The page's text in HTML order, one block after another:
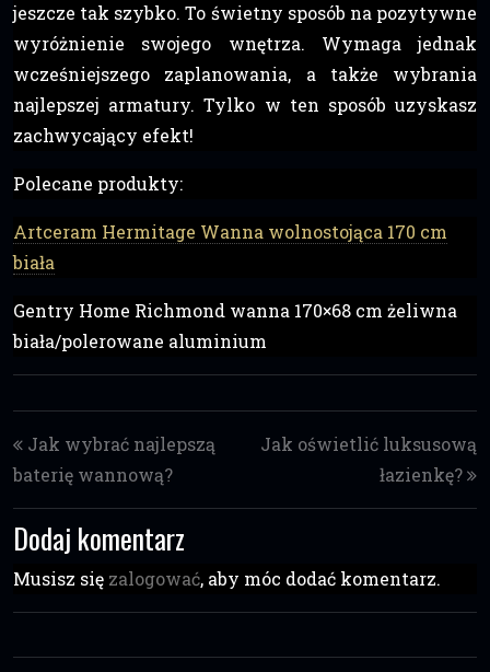
jeszcze tak szybko. To świetny sposób na pozytywne
wyróżnienie swojego wnętrza. Wymaga jednak
wcześniejszego zaplanowania, a także wybrania
najlepszej armatury. Tylko w ten sposób uzyskasz
zachwycający efekt!
Polecane produkty:
Artceram Hermitage Wanna wolnostojąca 170 cm
biała
Gentry Home Richmond wanna 170×68 cm żeliwna
biała/polerowane aluminium
Post navigation
Jak wybrać najlepszą
baterię wannową?
Jak oświetlić luksusową
łazienkę?
Dodaj komentarz
Musisz się zalogować, aby móc dodać komentarz.